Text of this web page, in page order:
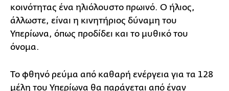
κοινότητας ένα ηλιόλουστο πρωινό. Ο ήλιος,
άλλωστε, είναι η κινητήριος δύναμη του
Υπερίωνα, όπως προδίδει και το μυθικό του
όνομα.
Το φθηνό ρεύμα από καθαρή ενέργεια για τα 128
μέλη του Υπερίωνα θα παράγεται από έναν